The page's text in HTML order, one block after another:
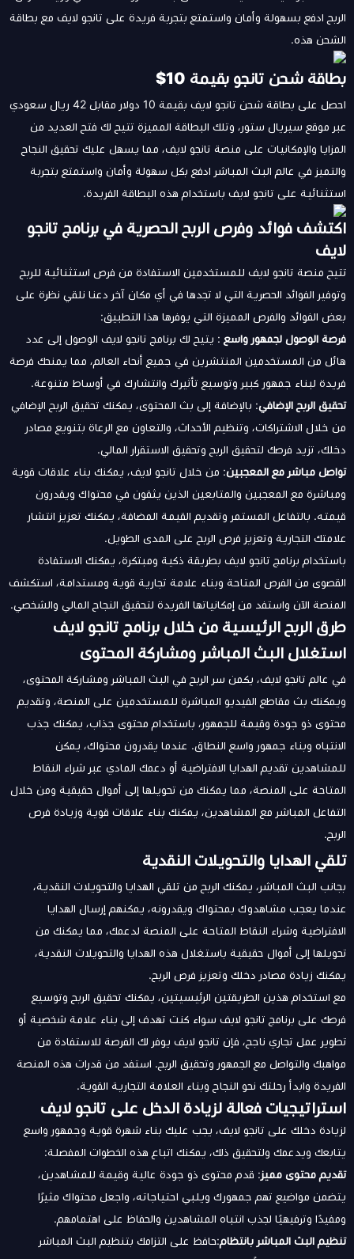
الربح ادفع بسهولة وأمان واستمتع بتجربة فريدة على تانجو لايف مع بطاقة
الشحن هذه.
بطاقة شحن تانجو بقيمة 10$
احصل على بطاقة شحن تانجو لايف بقيمة 10 دولار مقابل 42 ريال سعودي
عبر موقع سيريال ستور، وتلك البطاقة المميزة تتيح لك فتح العديد من
المزايا والإمكانيات على منصة تانجو لايف، مما يسهل عليك تحقيق النجاح
والتميز في عالم البث المباشر ادفع بكل سهولة وأمان واستمتع بتجربة
استثنائية على تانجو لايف باستخدام هذه البطاقة الفريدة.
اكتشف فوائد وفرص الربح الحصرية في برنامج تانجو
لايف
تتيح منصة تانجو لايف للمستخدمين الاستفادة من فرص استثنائية للربح
وتوفير الفوائد الحصرية التي لا تجدها في أي مكان آخر دعنا نلقي نظرة على
بعض الفوائد والفرص المميزة التي يوفرها هذا التطبيق:
فرصة الوصول لجمهور واسع : يتيح لك برنامج تانجو لايف الوصول إلى عدد
هائل من المستخدمين المنتشرين في جميع أنحاء العالم، مما يمنحك فرصة
فريدة لبناء جمهور كبير وتوسيع تأثيرك وانتشارك في أوساط متنوعة.
تحقيق الربح الإضافي: بالإضافة إلى بث المحتوى، يمكنك تحقيق الربح الإضافي
من خلال الاشتراكات، وتنظيم الأحداث، والتعاون مع الرعاة بتنويع مصادر
دخلك، تزيد فرصك لتحقيق الربح وتحقيق الاستقرار المالي.
تواصل مباشر مع المعجبين: من خلال تانجو لايف، يمكنك بناء علاقات قوية
ومباشرة مع المعجبين والمتابعين الذين يثقون في محتواك ويقدرون
قيمته. بالتفاعل المستمر وتقديم القيمة المضافة، يمكنك تعزيز انتشار
علامتك التجارية وتعزيز فرص الربح على المدى الطويل.
باستخدام برنامج تانجو لايف بطريقة ذكية ومبتكرة، يمكنك الاستفادة
القصوى من الفرص المتاحة وبناء علامة تجارية قوية ومستدامة، استكشف
المنصة الآن واستفد من إمكانياتها الفريدة لتحقيق النجاح المالي والشخصي.
طرق الربح الرئيسية من خلال برنامج تانجو لايف
استغلال البث المباشر ومشاركة المحتوى
في عالم تانجو لايف، يكمن سر الربح في البث المباشر ومشاركة المحتوى،
ويمكنك بث مقاطع الفيديو المباشرة للمستخدمين على المنصة، وتقديم
محتوى ذو جودة وقيمة للجمهور، باستخدام محتوى جذاب، يمكنك جذب
الانتباه وبناء جمهور واسع النطاق. عندما يقدرون محتواك، يمكن
للمشاهدين تقديم الهدايا الافتراضية أو دعمك المادي عبر شراء النقاط
المتاحة على المنصة، مما يمكنك من تحويلها إلى أموال حقيقية ومن خلال
التفاعل المباشر مع المشاهدين، يمكنك بناء علاقات قوية وزيادة فرص
الربح.
تلقي الهدايا والتحويلات النقدية
بجانب البث المباشر، يمكنك الربح من تلقي الهدايا والتحويلات النقدية،
عندما يعجب مشاهدوك بمحتواك ويقدرونه، يمكنهم إرسال الهدايا
الافتراضية وشراء النقاط المتاحة على المنصة لدعمك، مما يمكنك من
تحويلها إلى أموال حقيقية باستغلال هذه الهدايا والتحويلات النقدية،
يمكنك زيادة مصادر دخلك وتعزيز فرص الربح.
مع استخدام هذين الطريقتين الرئيسيتين، يمكنك تحقيق الربح وتوسيع
فرصك على برنامج تانجو لايف سواء كنت تهدف إلى بناء علامة شخصية أو
تطوير عمل تجاري ناجح، فإن تانجو لايف يوفر لك الفرصة للاستفادة من
مواهبك والتواصل مع الجمهور وتحقيق الربح. استفد من قدرات هذه المنصة
الفريدة وابدأ رحلتك نحو النجاح وبناء العلامة التجارية القوية.
استراتيجيات فعالة لزيادة الدخل على تانجو لايف
لزيادة دخلك على تانجو لايف، يجب عليك بناء شهرة قوية وجمهور واسع
يتابعك ويدعمك ولتحقيق ذلك، يمكنك اتباع هذه الخطوات المفصلة:
تقديم محتوى مميز: قدم محتوى ذو جودة عالية وقيمة للمشاهدين،
يتضمن مواضيع تهم جمهورك ويلبي احتياجاته، واجعل محتواك مثيرًا
ومفيدًا وترفيهيًا لجذب انتباه المشاهدين والحفاظ على اهتمامهم.
تنظيم البث المباشر بانتظام:حافظ على التزامك بتنظيم البث المباشر